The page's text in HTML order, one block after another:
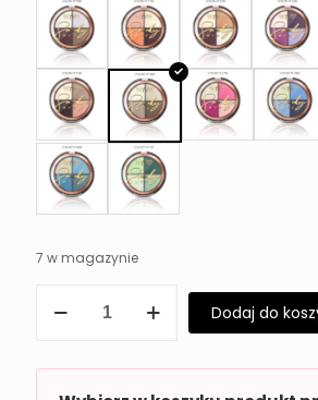
7 w magazynie
Cienie
Revers
Dodaj do